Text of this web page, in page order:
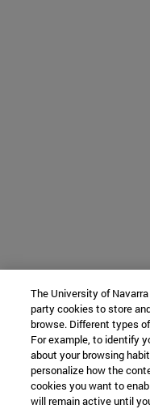
The University of
party cookies to store
browse. Different types
For example, to identify
about your browsing
personalize how the
cookies you want to
will remain active until